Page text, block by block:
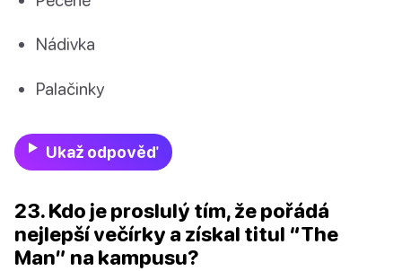
Nádivka
Palačinky
Ukaž odpověď
23. Kdo je proslulý tím, že pořádá
nejlepší večírky a získal titul “The
Man” na kampusu?